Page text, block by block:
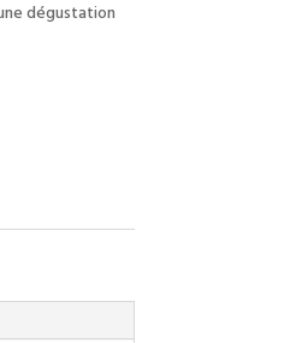
dégustation